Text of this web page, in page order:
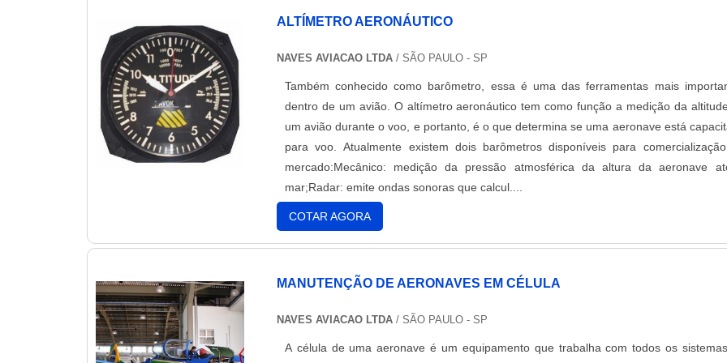
equipa-los de acordo com o seu gosto pessoal para dar um toque mais pessoal.
complicação.Além disso, esses instrumentos são indispensáveis na arte da
aeronaves, contudo seu conhecimento vai além da mera leitura e interpretação de
indicações.Para que esses instrumentos funcionem de forma correta é importante
ocorra a sua vedação. Há dois modos de vedação, que são: os mais rústicos
funcionam por diferença de pressão, são vedados à prova de água. Essa
vedação impede que a poeira e a umidade penetrem na caixa de instrumentos e
facilmente reconhecidos pela presença de um pequeno orifício na parte de baixo
caixa. E a vedação especial à prova de ar, esse tipo de vedação é conservada
instrumento depois de sua instalação, a fim de assegurar indicações precisas e
aeronaves com a Naves Aviação, clicando no botão indicado..
ALTÍMETRO AERONÁUTICO
NAVES AVIACAO LTDA/ SÃO PAULO - SP
Também conhecido como barômetro, essa é uma das ferramentas mais
dentro de um avião. O altímetro aeronáutico tem como função a medição da
um avião durante o voo, e portanto, é o que determina se uma aeronave está
para voo. Atualmente existem dois barômetros disponíveis para
mercado:Mecânico: medição da pressão atmosférica da altura da aeronave
mar;Radar: emite ondas sonoras que calcul....
COTAR AGORA
MANUTENÇÃO DE AERONAVES EM CÉLULA
NAVES AVIACAO LTDA/ SÃO PAULO - SP
A célula de uma aeronave é um equipamento que trabalha com todos os